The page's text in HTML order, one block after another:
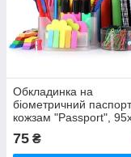
Обкладинка на
біометричний паспорт
кожзам "Passport",
75 ₴